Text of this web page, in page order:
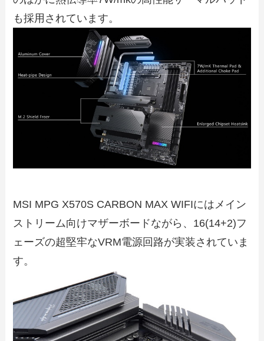
も採用されています。
MSI MPG X570S CARBON MAX WIFIにはメイン
ストリーム向けマザーボードながら、16(14+2)フ
ェーズの超堅牢なVRM電源回路が実装されていま
す。